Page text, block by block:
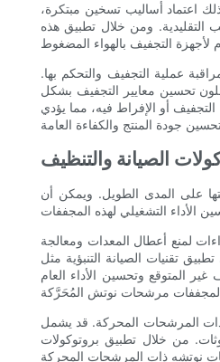
اعتماد أساليب تسخين مبتكرة،
التقليدية. ومن خلال تطبيق هذه
عملية التجفيف والتحكم بها.
تحسين معايير التجفيف بشكل
أو الإفراط فيه، مما يؤدي
الصيانة والتنظيف
على المدى الطويل. ويمكن أن
لمنع أعطال المعدات ومعالجة
تقنيات الصيانة التنبؤية مثل
المتوقع وتحسين الأداء العام
ذات المرشحات المحركة. قد يشمل
من خلال تطبيق بروتوكولات